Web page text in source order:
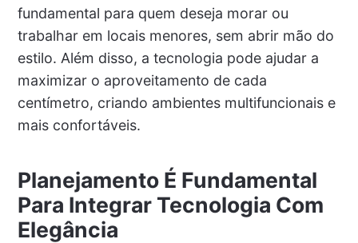
fundamental para quem deseja morar ou
trabalhar em locais menores, sem abrir mão do
estilo. Além disso, a tecnologia pode ajudar a
maximizar o aproveitamento de cada
centímetro, criando ambientes multifuncionais e
mais confortáveis.
Planejamento É Fundamental
Para Integrar Tecnologia Com
Elegância